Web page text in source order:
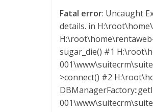
n
a
Fatal error: Uncaught
details. in
sugar_die() #1
>connect() #2